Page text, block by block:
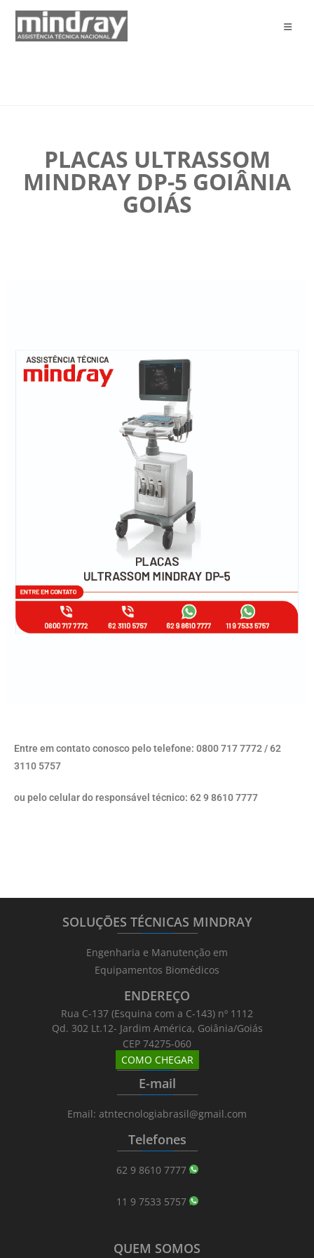
PLACAS ULTRASSOM
MINDRAY DP-5 GOIÂNIA
GOIÁS
Entre em contato conosco pelo telefone: 0800 717 7772 / 62
3110 5757
ou pelo celular do responsável técnico: 62 9 8610 7777
SOLUÇÕES TÉCNICAS MINDRAY
_______________________
Engenharia e Manutenção em
Equipamentos Biomédicos
ENDEREÇO
Rua C-137 (Esquina com a C-143) nº 1112
Qd. 302 Lt.12- Jardim América, Goiânia/Goiás
CEP 74275-060
COMO CHEGAR
_______________________
E-mail
_______________________
Email: atntecnologiabrasil@gmail.com
Telefones
_______________________
62 9 8610 7777
11 9 7533 5757
QUEM SOMOS
_______________________